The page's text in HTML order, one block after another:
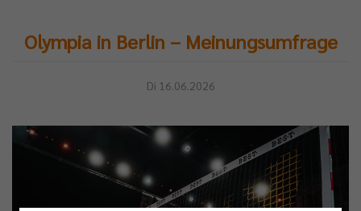
Olympia in Berlin – Meinungsumfrage
Di 16.06.2026